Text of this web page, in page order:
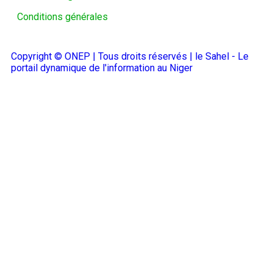
Conditions générales
Copyright © ONEP | Tous droits réservés | le Sahel - Le
portail dynamique de l'information au Niger